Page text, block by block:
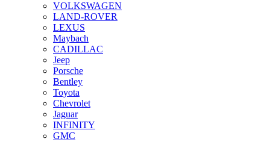
VOLKSWAGEN
LAND-ROVER
LEXUS
Maybach
CADILLAC
Jeep
Porsche
Bentley
Toyota
Chevrolet
Jaguar
INFINITY
GMC